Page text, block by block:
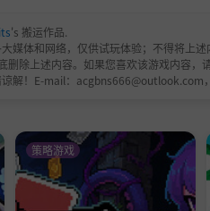
's 搬运作品.
媒体和网络，仅供试玩体验；不得将上
删除上述内容。如果您喜欢该游戏内容
解！E-mail：acgbns666@outlook.com
策略游戏